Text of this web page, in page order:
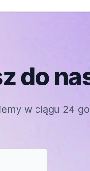
do
w ciągu 24